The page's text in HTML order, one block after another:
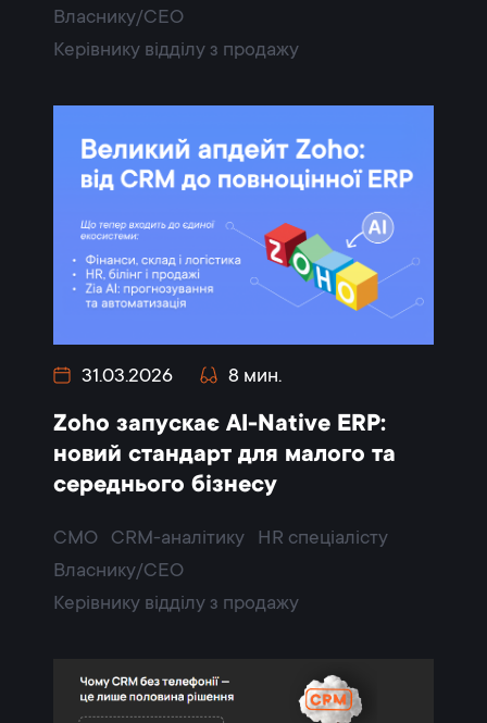
Власнику/CEO
Керівнику відділу з продажу
31.03.2026 8 мин.
Zoho запускає AI-Native ERP:
новий стандарт для малого та
середнього бізнесу
CMO CRM-аналітику
HR спеціалісту
Власнику/CEO
Керівнику відділу з продажу